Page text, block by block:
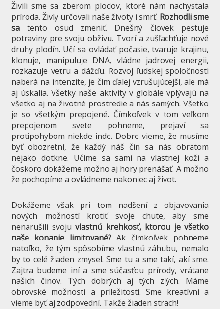
Živili sme sa zberom plodov, ktoré nám nachystala
príroda. Živly určovali naše životy i smrť. Rozhodli sme
sa tento osud zmeniť. Dnešný človek pestuje
potraviny pre svoju obživu. Tvorí a zušľachťuje nové
druhy plodín. Učí sa ovládať počasie, tvaruje krajinu,
klonuje, manipuluje DNA, vládne jadrovej energii,
rozkazuje vetru a dážďu. Rozvoj ľudskej spoločnosti
naberá na intenzite, je čím ďalej vzrušujúcejší, ale má
aj úskalia. Všetky naše aktivity v globále vplývajú na
všetko aj na životné prostredie a nás samých. Všetko
je so všetkým prepojené. Čímkoľvek v tom veľkom
prepojenom svete pohneme, prejaví sa
protipohybom niekde inde. Dobre vieme, že musíme
byť obozretní, že každý náš čin sa nás obratom
nejako dotkne. Učíme sa sami na vlastnej koži a
čoskoro dokážeme možno aj hory prenášať. A možno
že pochopíme a ovládneme nakoniec aj život.
Dokážeme však pri tom nadšení z objavovania
nových možností krotiť svoje chute, aby sme
nenarušili svoju vlastnú krehkosť, ktorou je všetko
naše konanie limitované?Ak čímkoľvek pohneme
natoľko, že tým spôsobíme vlastnú záhubu, nemalo
by to celé žiaden zmysel. Sme tu a sme takí, akí sme.
Zajtra budeme iní a sme súčasťou prírody, vrátane
našich činov. Tých dobrých aj tých zlých. Máme
obrovské možnosti a príležitosti. Sme kreatívni a
vieme byť aj zodpovední. Takže žiaden strach!